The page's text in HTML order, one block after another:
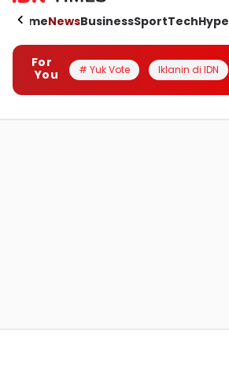
HomeNewsBusinessSportTechHype
For
You
# Yuk Vote Iklanin di IDN